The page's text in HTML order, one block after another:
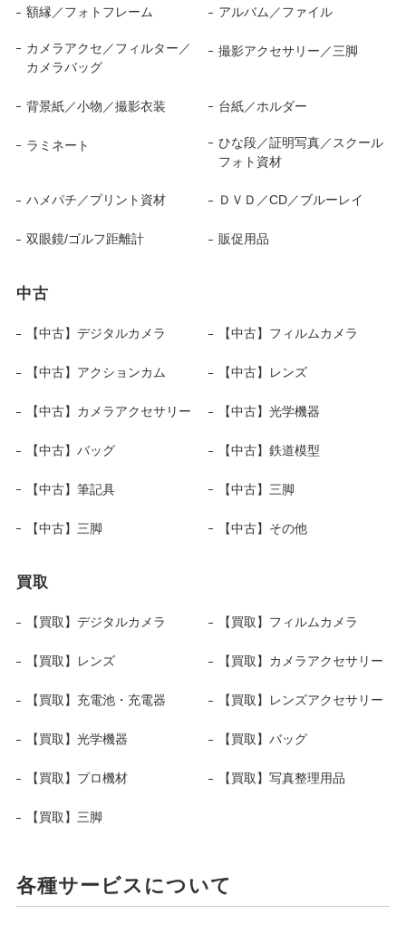
額縁／フォトフレーム アルバム／ファイル
カメラアクセ／フィルター／
カメラバッグ
撮影アクセサリー／三脚
背景紙／小物／撮影衣装 台紙／ホルダー
ラミネート
ひな段／証明写真／スクール
フォト資材
ハメパチ／プリント資材 ＤＶＤ／CD／ブルーレイ
双眼鏡/ゴルフ距離計 販促用品
中古
【中古】デジタルカメラ 【中古】フィルムカメラ
【中古】アクションカム 【中古】レンズ
【中古】カメラアクセサリー 【中古】光学機器
【中古】バッグ 【中古】鉄道模型
【中古】筆記具 【中古】三脚
【中古】三脚 【中古】その他
買取
【買取】デジタルカメラ 【買取】フィルムカメラ
【買取】レンズ 【買取】カメラアクセサリー
【買取】充電池・充電器 【買取】レンズアクセサリー
【買取】光学機器 【買取】バッグ
【買取】プロ機材 【買取】写真整理用品
【買取】三脚
各種サービスについて